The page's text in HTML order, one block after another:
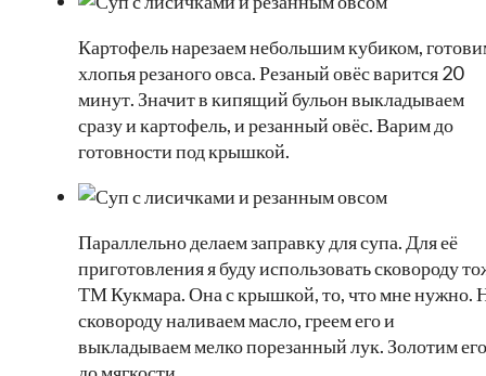
Картофель нарезаем небольшим кубиком,
хлопья резаного овса. Резаный овёс варится 20
минут. Значит в кипящий бульон выкладываем
сразу и картофель, и резанный овёс. Варим до
готовности под крышкой.
Параллельно делаем заправку для супа. Для её
приготовления я буду использовать сковороду
ТМ Кукмара. Она с крышкой, то, что мне нужно.
сковороду наливаем масло, греем его и
выкладываем мелко порезанный лук. Золотим его